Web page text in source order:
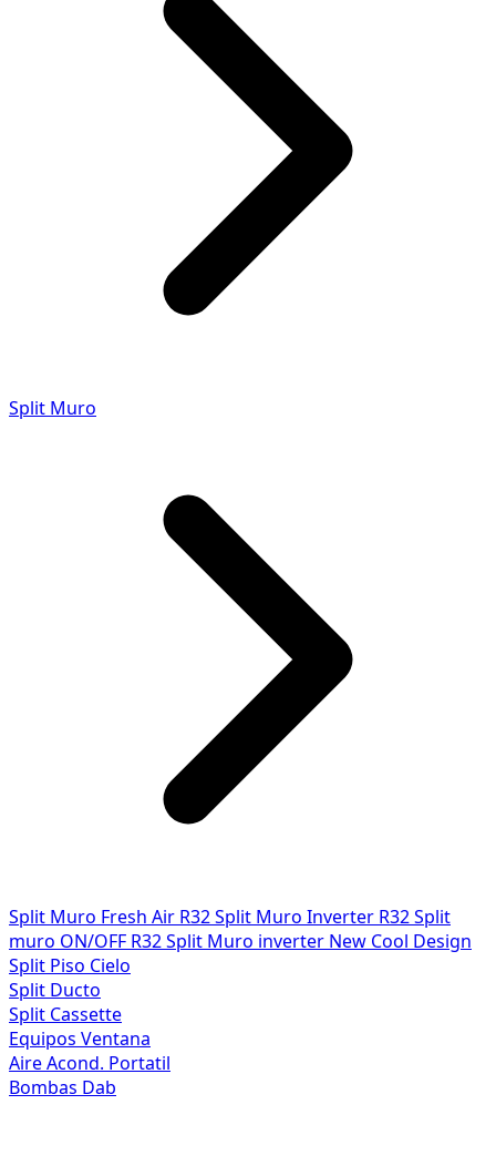
Split Muro
Split Muro Fresh Air R32Split Muro Inverter R32Split
muro ON/OFF R32Split Muro inverter New Cool Design
Split Piso Cielo
Split Ducto
Split Cassette
Equipos Ventana
Aire Acond. Portatil
Bombas Dab